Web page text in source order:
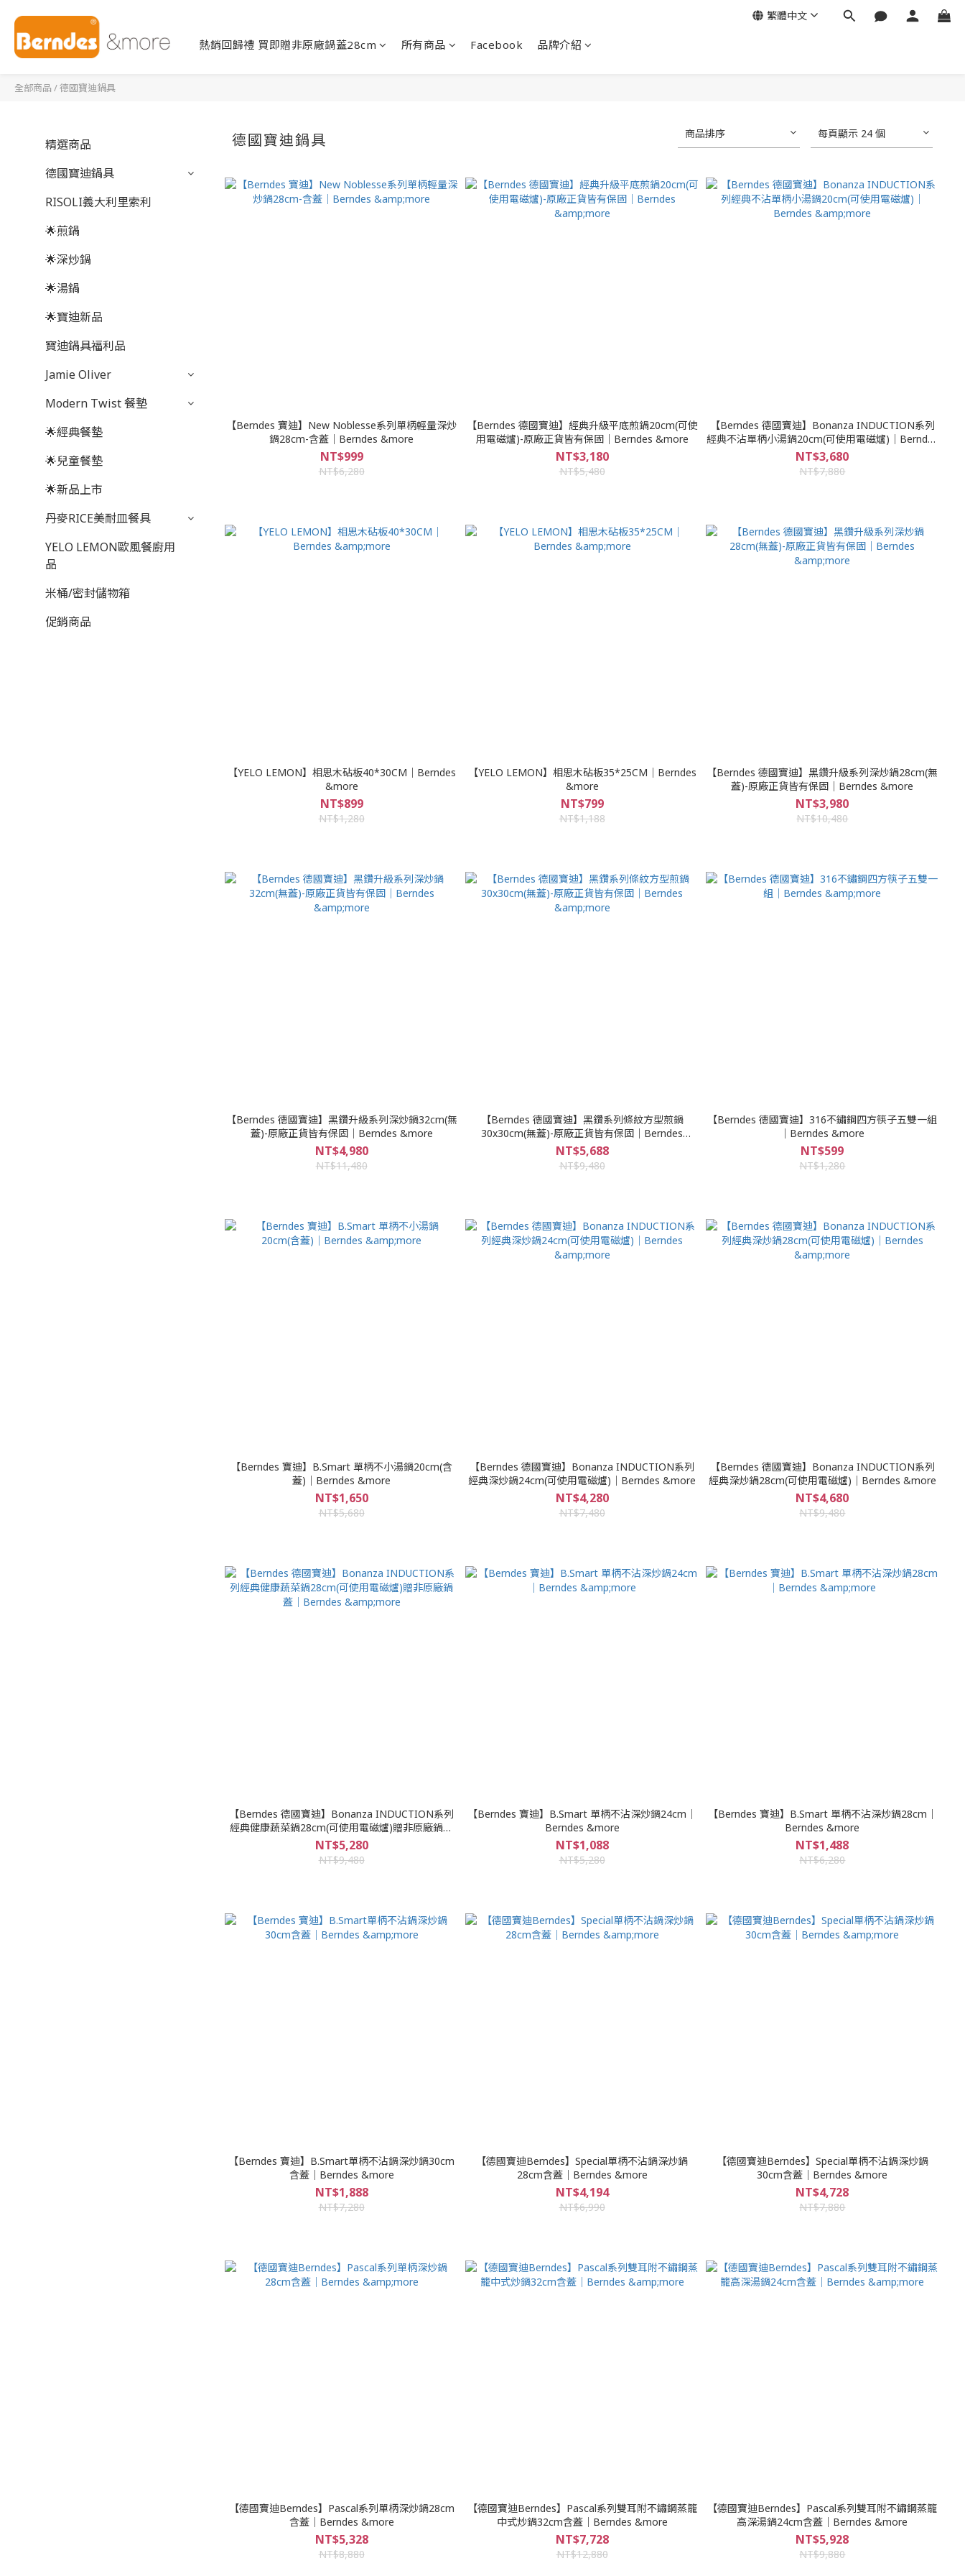
熱銷回歸禮 買即贈非原廠鍋蓋28cm 所有商品 Facebook 品牌介紹
繁體中文
全部商品 /德國寶迪鍋具
精選商品
德國寶迪鍋具
RISOLI義大利里索利
🌟煎鍋
🌟深炒鍋
🌟湯鍋
🌟寶迪新品
寶迪鍋具福利品
Jamie Oliver
Modern Twist 餐墊
🌟經典餐墊
🌟兒童餐墊
🌟新品上市
丹麥RICE美耐皿餐具
YELO LEMON歐風餐廚用
品
米桶/密封儲物箱
促銷商品
德國寶迪鍋具 商品排序 每頁顯示 24 個
【Berndes 寶迪】New Noblesse系列單柄輕量深炒
鍋28cm-含蓋｜Berndes &more
NT$999
NT$6,280
【Berndes 德國寶迪】經典升級平底煎鍋20cm(可使
用電磁爐)-原廠正貨皆有保固｜Berndes &more
NT$3,180
NT$5,480
【Berndes 德國寶迪】Bonanza INDUCTION系列
經典不沾單柄小湯鍋20cm(可使用電磁爐)｜Berndes
&more
NT$3,680
NT$7,880
【YELO LEMON】相思木砧板40*30CM｜Berndes
&more
NT$899
NT$1,280
【YELO LEMON】相思木砧板35*25CM｜Berndes
&more
NT$799
NT$1,188
【Berndes 德國寶迪】黑鑽升級系列深炒鍋28cm(無
蓋)-原廠正貨皆有保固｜Berndes &more
NT$3,980
NT$10,480
【Berndes 德國寶迪】黑鑽升級系列深炒鍋32cm(無
蓋)-原廠正貨皆有保固｜Berndes &more
NT$4,980
NT$11,480
【Berndes 德國寶迪】黑鑽系列條紋方型煎鍋
30x30cm(無蓋)-原廠正貨皆有保固｜Berndes
&more
NT$5,688
NT$9,480
【Berndes 德國寶迪】316不鏽鋼四方筷子五雙一組
｜Berndes &more
NT$599
NT$1,280
【Berndes 寶迪】B.Smart 單柄不小湯鍋20cm(含
蓋)｜Berndes &more
NT$1,650
NT$5,680
【Berndes 德國寶迪】Bonanza INDUCTION系列
經典深炒鍋24cm(可使用電磁爐)｜Berndes &more
NT$4,280
NT$7,480
【Berndes 德國寶迪】Bonanza INDUCTION系列
經典深炒鍋28cm(可使用電磁爐)｜Berndes &more
NT$4,680
NT$9,480
【Berndes 德國寶迪】Bonanza INDUCTION系列
經典健康蔬菜鍋28cm(可使用電磁爐)贈非原廠鍋蓋
｜Berndes &more
NT$5,280
NT$9,480
【Berndes 寶迪】B.Smart 單柄不沾深炒鍋24cm｜
Berndes &more
NT$1,088
NT$5,280
【Berndes 寶迪】B.Smart 單柄不沾深炒鍋28cm｜
Berndes &more
NT$1,488
NT$6,280
【Berndes 寶迪】B.Smart單柄不沾鍋深炒鍋30cm
含蓋｜Berndes &more
NT$1,888
NT$7,280
【德國寶迪Berndes】Special單柄不沾鍋深炒鍋
28cm含蓋｜Berndes &more
NT$4,194
NT$6,990
【德國寶迪Berndes】Special單柄不沾鍋深炒鍋
30cm含蓋｜Berndes &more
NT$4,728
NT$7,880
【德國寶迪Berndes】Pascal系列單柄深炒鍋28cm
含蓋｜Berndes &more
NT$5,328
NT$8,880
【德國寶迪Berndes】Pascal系列雙耳附不鏽鋼蒸籠
中式炒鍋32cm含蓋｜Berndes &more
NT$7,728
NT$12,880
【德國寶迪Berndes】Pascal系列雙耳附不鏽鋼蒸籠
高深湯鍋24cm含蓋｜Berndes &more
NT$5,928
NT$9,880